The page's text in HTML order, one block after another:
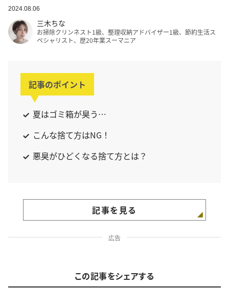
2024.08.06
三木ちな
お掃除クリンネスト1級、整理収納アドバイザー1級、節約生活ス
ペシャリスト、歴20年業スーマニア
記事のポイント
夏はゴミ箱が臭う…
こんな捨て方はNG！
悪臭がひどくなる捨て方とは？
記事を見る
広告
この記事をシェアする